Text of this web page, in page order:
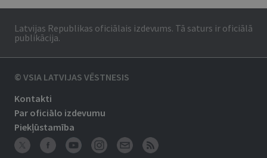
Latvijas Republikas oficiālais izdevums. Tā saturs ir oficiālā
publikācija.
© VSIA LATVIJAS VĒSTNESIS
Kontakti
Par oficiālo izdevumu
Piekļūstamība